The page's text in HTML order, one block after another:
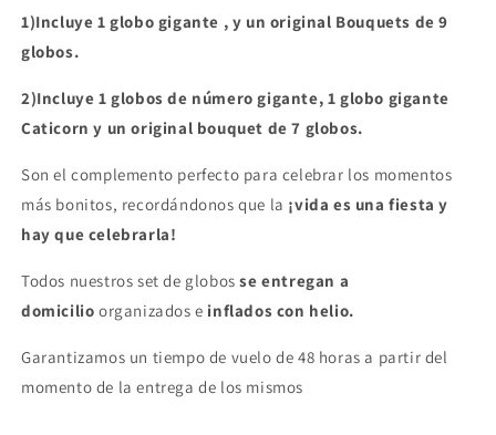
1)Incluye 1 globo gigante , y un original Bouquets de 9
globos.
2)Incluye 1 globos de número gigante, 1 globo gigante
Caticorn y un original bouquet de 7 globos.
Son el complemento perfecto para celebrar los momentos
más bonitos, recordándonos que la ¡vida es una fiesta y
hay que celebrarla!
Todos nuestros set de globos se entregan a
domicilio organizados e inflados con helio.
Garantizamos un tiempo de vuelo de 48 horas a partir del
momento de la entrega de los mismos